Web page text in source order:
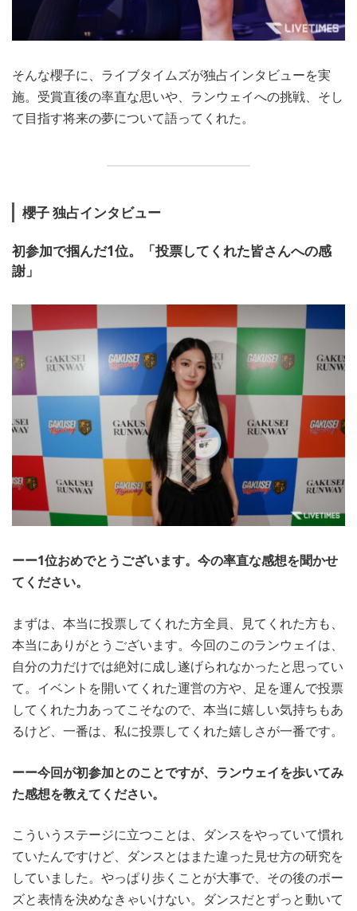
そんな櫻子に、ライブタイムズが独占インタビューを実
施。受賞直後の率直な思いや、ランウェイへの挑戦、そし
て目指す将来の夢について語ってくれた。
櫻子 独占インタビュー
初参加で掴んだ1位。「投票してくれた皆さんへの感
謝」
ーー1位おめでとうございます。今の率直な感想を聞かせ
てください。
まずは、本当に投票してくれた方全員、見てくれた方も、
本当にありがとうございます。今回のこのランウェイは、
自分の力だけでは絶対に成し遂げられなかったと思ってい
て。イベントを開いてくれた運営の方や、足を運んで投票
してくれた力あってこそなので、本当に嬉しい気持ちもあ
るけど、一番は、私に投票してくれた嬉しさが一番です。
ーー今回が初参加とのことですが、ランウェイを歩いてみ
た感想を教えてください。
こういうステージに立つことは、ダンスをやっていて慣れ
ていたんですけど、ダンスとはまた違った見せ方の研究を
していました。やっぱり歩くことが大事で、その後のポー
ズと表情を決めなきゃいけない。ダンスだとずっと動いて